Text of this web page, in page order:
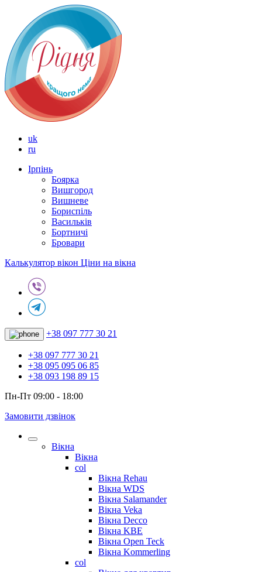
uk
ru
Ірпінь
Боярка
Вишгород
Вишневе
Бориспіль
Васильків
Бортничі
Бровари
Калькулятор вікон Ціни на вікна
+38 097 777 30 21
+38 097 777 30 21
+38 095 095 06 85
+38 093 198 89 15
Пн-Пт 09:00 - 18:00
Замовити дзвінок
Вікна
Вікна
col
Вікна Rehau
Вікна WDS
Вікна Salamander
Вікна Veka
Вікна Decco
Вікна KBE
Вікна Open Teck
Вікна Kommerling
col